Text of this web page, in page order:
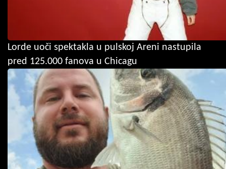
Lorde uoči spektakla u pulskoj Areni nastupila
pred 125.000 fanova u Chicagu